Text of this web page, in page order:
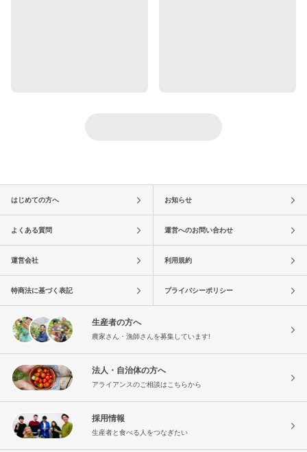
はじめての方へ お知らせ
よくある質問 運営へのお問い合わせ
運営会社 利用規約
特商法に基づく表記 プライバシーポリシー
生産者の方へ
農家さん・漁師さんを募集しています!
法人・自治体の方へ
アライアンスのご相談はこちらから
採用情報
生産者と食べる人をつなぎたい